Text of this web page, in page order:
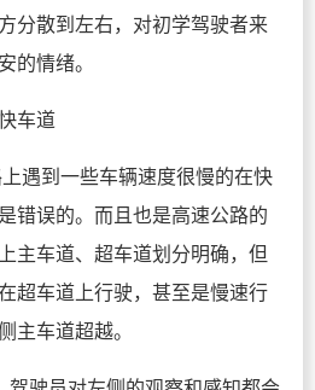
分散到左右，对初学驾驶者来
的情绪。
车道
遇到一些车辆速度很慢的在快
错误的。而且也是高速公路的
主车道、超车道划分明确，但
超车道上行驶，甚至是慢速行
主车道超越。